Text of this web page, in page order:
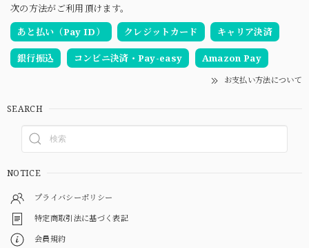
次の方法がご利用頂けます。
あと払い（Pay ID）
クレジットカード キャリア決済
銀行振込 コンビニ決済・Pay-easy Amazon Pay
お支払い方法について
SEARCH
NOTICE
プライバシーポリシー
特定商取引法に基づく表記
会員規約